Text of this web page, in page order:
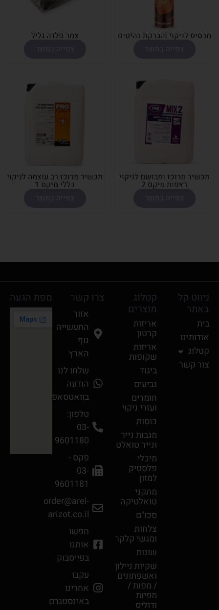
מרסיס לניקוי והברקת רהיטים צמר פלדה גליל
תכשיר מרוכז ומבושם לניקוי
רצפות מיקס 2
תכשיר מרוכז רב עוצמה לניקוי
כללי מיקס 1
ניווט קל
באתר
בית
אודותינו
קטלוג
צור קשר
קטלוג
מוצרים
אריזות
קרטון
אריזות
שקופות
ביגוד
גביעים
חומרים
ועזרי ניקוי
כוסות
מגבות נײר
ונײר טואלט
מיכלי
פלסטיק
למזון
מתקני
טואלטיקה
סכו"ם
צלחות
ומגשי קלקר
שונות
שקיות ניילון
ואשפתונים
/ מפות /
מפיות
ודוליס
צרו קשר
אזור
התעשייה
נוף
הארץ
שלחו לנו
הודעה
בוואטסאפ
טלפון:
03-
9601180
פקס -
03-
9601181
order@arel-
arizot.co.il
חפשו
אותנו
בפייסבוק
עקבו
אחרינו
באינסטגרם
מפת הגעה